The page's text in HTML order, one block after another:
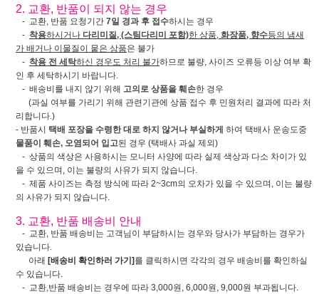
2. 교환, 반품이 되지 않는 경우
- 교환, 반품 요청기간 7일 경과 후 접수하시는 경우
- 착용하시거나 다리미질, (스팀다리미 포함)한 상품, 화장품, 향수등의 냄새
가 배거나 이물질이 뭍은 상품은 불가
- 착용 전 세탁하신 경우도 처리 불가하므로 불량, 사이즈 오류등 이상 여부 확
인 후 세탁하시기 바랍니다.
- 배송비를 내지 않기 위해 고의로 상품을 훼손한 경우
(과실 여부를 가리기 위해 관련기관에 상품 접수 후 민원처리 결과에 따라 처
리합니다.)
- 반품시 택배 포장을 수령한 대로 하지 않거나 부실하게 하여 택배사 운송도중
물품이 훼손, 오염되어 입고된 경우 (택배사 과실 제외)
- 상품의 색상은 사용하시는 모니터 사양에 따라 실제 색상과 다소 차이가 있
을 수 있으며, 이는 불량의 사유가 되지 않습니다.
- 제품 사이즈는 측정 방식에 따라 2~3cm의 오차가 있을 수 있으며, 이는 불량
의 사유가 되지 않습니다.
3. 교환, 반품 배송비 안내
- 교환, 반품 배송비는 고객님이 부담하시는 경우와 당사가 부담하는 경우가
있습니다.
아래 [배송비 확인하러 가기] 를 클릭하시면 각각의 경우 배송비를 확인하실
수 있습니다.
- 교환,반품 배송비는 경우에 따라 3,000원, 6,000원, 9,000원 부과됩니다.